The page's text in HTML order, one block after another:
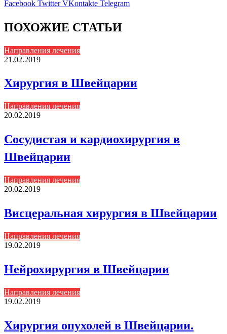
Facebook Twitter VKontakte Telegram
ПОХОЖИЕ СТАТЬИ
Направления лечения
21.02.2019
Хирургия в Швейцарии
Направления лечения
20.02.2019
Сосудистая и кардиохирургия в
Швейцарии
Направления лечения
20.02.2019
Висцеральная хирургия в Швейцарии
Направления лечения
19.02.2019
Нейрохирургия в Швейцарии
Направления лечения
19.02.2019
Хирургия опухолей в Швейцарии.